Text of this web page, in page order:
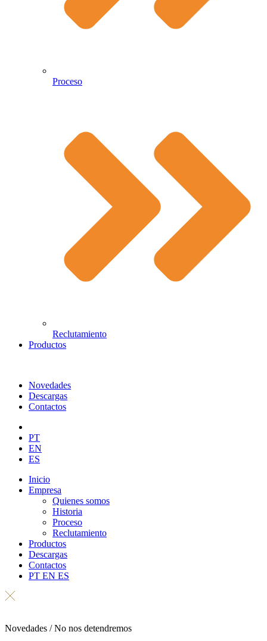
Proceso
Reclutamiento
Productos
Novedades
Descargas
Contactos
PT
EN
ES
Inicio
Empresa
Quienes somos
Historia
Proceso
Reclutamiento
Productos
Descargas
Contactos
PT EN ES
Novedades /No nos detendremos